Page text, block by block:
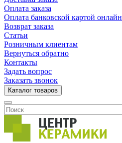
Оплата заказа
Оплата банковской картой онлайн
Возврат заказа
Статьи
Розничным клиентам
Вернуться обратно
Контакты
Задать вопрос
Заказать звонок
Каталог товаров